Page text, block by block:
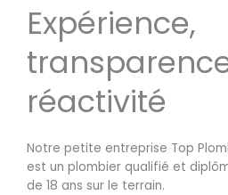
Expérience,
réactivité
Notre petite entreprise Top
est un plombier qualifié et
de 18 ans sur le terrain.